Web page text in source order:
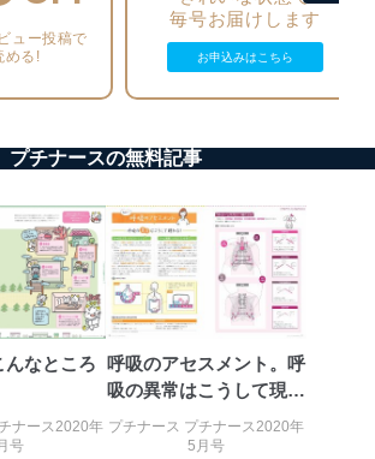
正アクセス等の防止
タを取り扱う機器等のオペレーティング
ムを最新の状態に保持しています。
、これを最新状態としています。
ムの使用に伴う漏洩等の防止
により個人データの含まれるファイルを
場合に、当該ファイルへのパスワードを
います。
ネジメントシステムの継続的改善
監査及びマネジメントレビューの機会を通
報保護マネジメントシステムを継続的に改
良の状態を維持します。
付け窓口
ュー投稿で
める!
毎号お届けします
お申込みはこちら
プチナースの無料記事
んなところ
ナース2020年
号
呼吸のアセスメント。呼
吸の異常はこうして現れ
る！
プチナース プチナース2020年
5月号